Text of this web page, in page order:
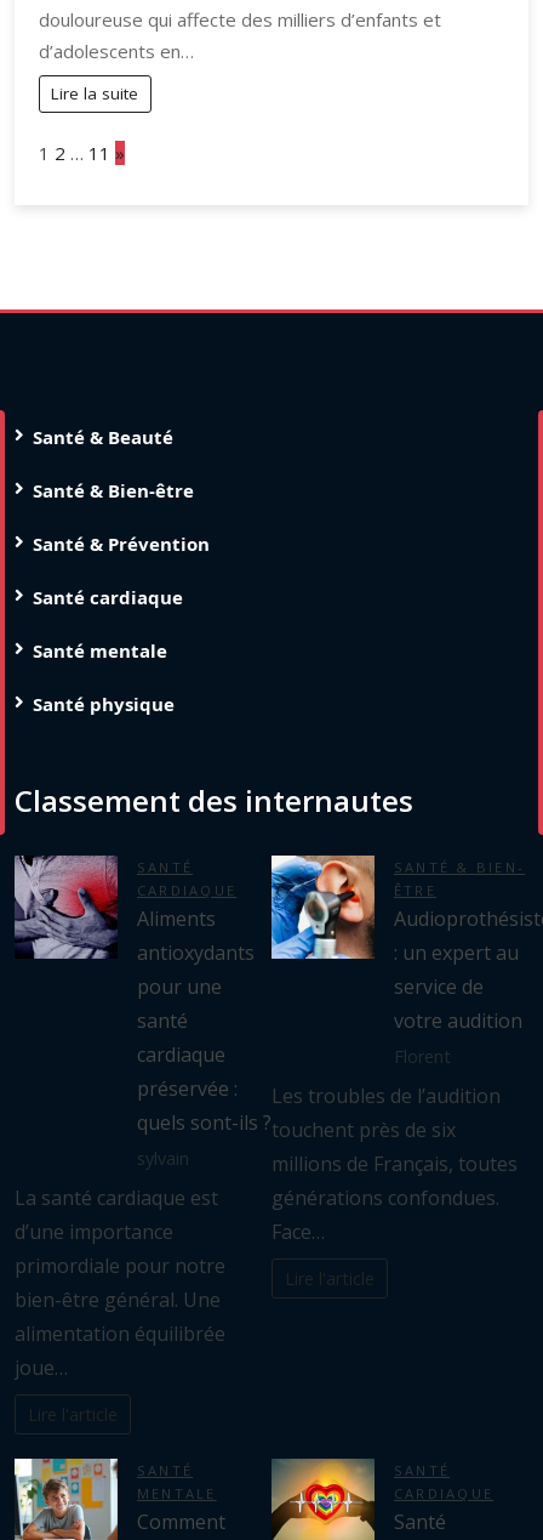
douloureuse qui affecte des milliers d’enfants et
d’adolescents en…
Lire la suite
Page:
1 2 … 11 Next
»
Santé & Beauté
Santé & Bien-être
Santé & Prévention
Santé cardiaque
Santé mentale
Santé physique
Classement des internautes
SANTÉ
CARDIAQUE
Aliments
antioxydants
pour une
santé
cardiaque
préservée :
quels sont-ils ?
sylvain
La santé cardiaque est
d’une importance
primordiale pour notre
bien-être général. Une
alimentation équilibrée
joue…
Lire l'article
SANTÉ & BIEN-
ÊTRE
: un expert au
service de
votre audition
Florent
Les troubles de l’audition
touchent près de six
millions de Français, toutes
générations confondues.
Face…
Lire l'article
SANTÉ
MENTALE
Comment
SANTÉ
CARDIAQUE
Santé